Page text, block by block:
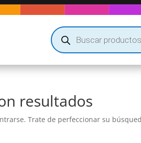
Búsqueda
de
productos
resultados
Trate de perfeccionar su